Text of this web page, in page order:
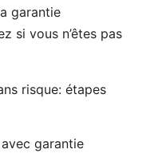
garantie
si vous n’êtes pas
risque: étapes
garantie